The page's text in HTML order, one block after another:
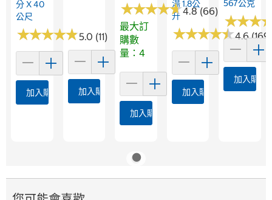
分 X 40
公尺
★★★★★
★★★★★5.0 (11)
加入購物車 加入購物車
★★★★★
★★★★★4.8 (66)
最大訂
購數
量：4
加入購物車
湯 1.8公
升
★★★★★
★★★★★4.6 (169)
加入購物車
567公克
★★★
★★★
加入購物